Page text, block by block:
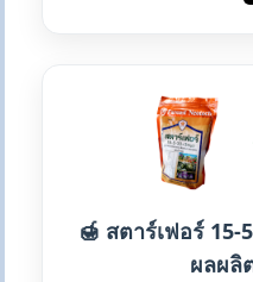
🍯 สตาร์เฟอร์ 15-
ผลผลิ